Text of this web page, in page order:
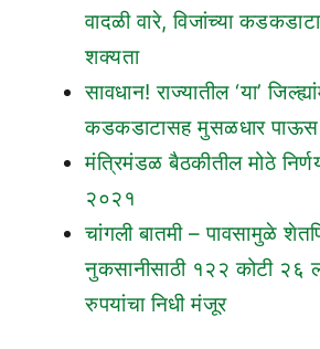
वादळी वारे, विजांच्या
शक्यता
सावधान! राज्यातील ‘या’
कडकडाटासह मुसळधार पाऊस
मंत्रिमंडळ बैठकीतील मोठे
२०२१
चांगली बातमी – पावसामुळे
नुकसानीसाठी १२२ कोटी २६
रुपयांचा निधी मंजूर